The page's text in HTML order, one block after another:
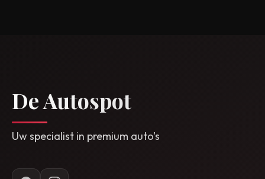
De Autospot
Uw specialist in premium auto's